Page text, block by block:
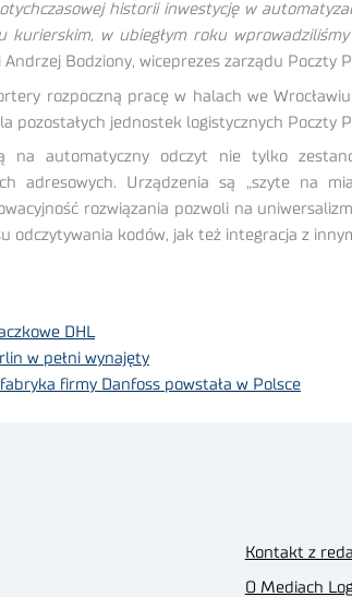
historii inwestycję w
kurierskim, w ubiegłym roku
Bodziony, wiceprezes zarządu Poczty
rozpoczną pracę w halach we
pozostałych jednostek logistycznych Poczty
na automatyczny odczyt nie tylko
adresowych. Urządzenia są „szyte na
rozwiązania pozwoli na
odczytywania kodów, jak też integracja z
DHL
w pełni wynajęty
firmy Danfoss powstała w Polsce
Kontakt z
O Mediach